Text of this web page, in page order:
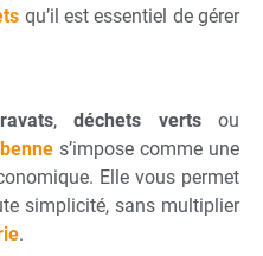
qu’il est essentiel de gérer
,déchets vertsou
s’impose comme une
Elle vous permet
simplicité, sans multiplier
.